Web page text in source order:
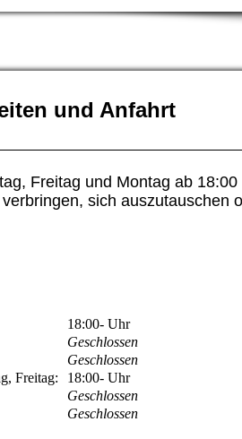
und Anfahrt
Freitag und Montag ab
sich auszutauschen
18:00- Uhr
Geschlossen
Geschlossen
Freitag: 18:00- Uhr
Geschlossen
Geschlossen